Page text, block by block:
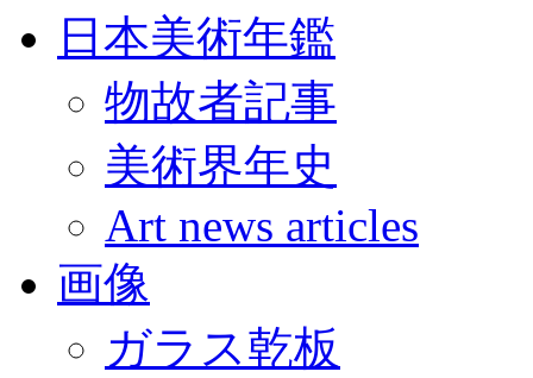
日本美術年鑑
物故者記事
美術界年史
Art news articles
画像
ガラス乾板